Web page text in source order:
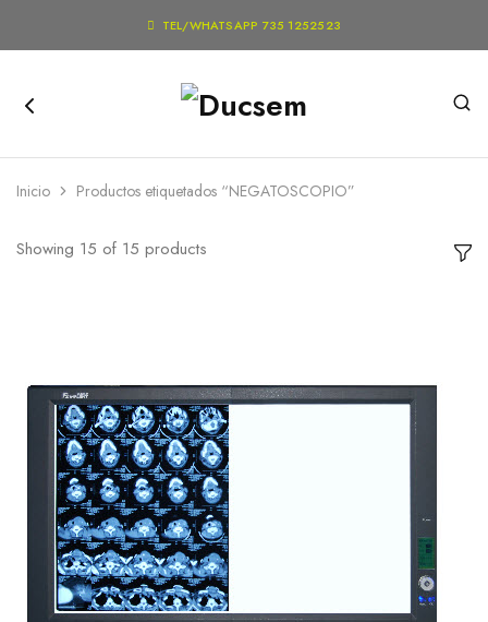
 TEL/WHATSAPP 735 1252523
Inicio Productos etiquetados “NEGATOSCOPIO”
Showing 15 of 15 products